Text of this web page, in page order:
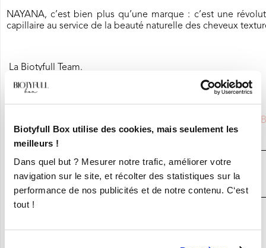
Biotyfull Box utilise des cookies, mais seulement les
meilleurs !
Dans quel but ? Mesurer notre trafic, améliorer votre
navigation sur le site, et récolter des statistiques sur la
performance de nos publicités et de notre contenu. C‘est
tout !
NAYANA, c’est bien plus qu’une marque : c’est une
capillaire au service de la beauté naturelle des cheveux
La Biotyfull Team.
était partenaire de la BIOTYFULL
la Box Beauté Bio N°1 ?
JE DÉCOUVRE LA BOX BEAUTÉ BIO
N°1
Craquez pour vos 8 Nouvelles Box pour 9,90€ seulement !